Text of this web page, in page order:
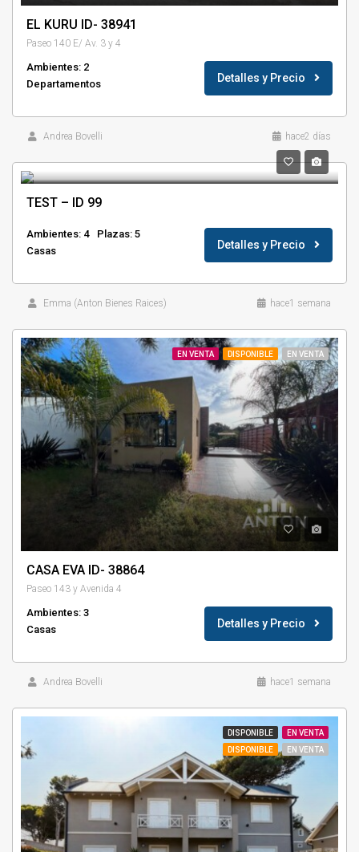
EL KURU ID- 38941
Paseo 140 E/ Av. 3 y 4
Ambientes: 2
Departamentos
Detalles y Precio
Andrea Bovelli hace2 días
TEST – ID 99
Ambientes: 4
Plazas: 5
Casas
Detalles y Precio
Emma (Anton Bienes Raices) hace1 semana
EN VENTA DISPONIBLE EN VENTA
CASA EVA ID- 38864
Paseo 143 y Avenida 4
Ambientes: 3
Casas
Detalles y Precio
Andrea Bovelli hace1 semana
DISPONIBLE
EN VENTA
DISPONIBLE
EN VENTA